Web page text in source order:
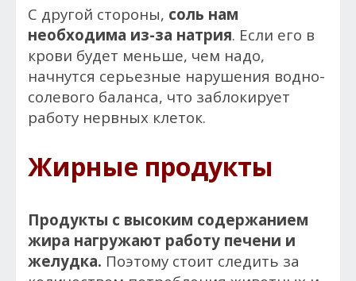
С другой стороны, соль нам
необходима из-за натрия. Если его в
крови будет меньше, чем надо,
начнутся серьезные нарушения водно-
солевого баланса, что заблокирует
работу нервных клеток.
Жирные продукты
Продукты с высоким содержанием
жира нагружают работу печени и
желудка. Поэтому стоит следить за